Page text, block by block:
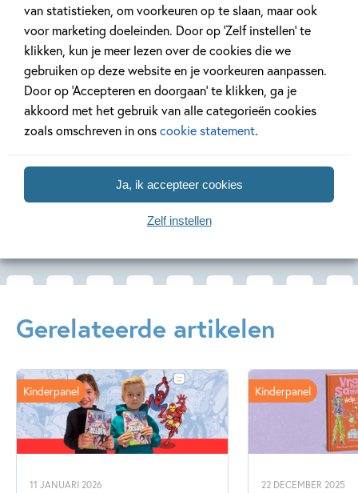
van statistieken, om voorkeuren op te slaan, maar ook
voor marketing doeleinden. Door op ‘Zelf instellen’ te
klikken, kun je meer lezen over de cookies die we
gebruiken op deze website en je voorkeuren aanpassen.
Door op ‘Accepteren en doorgaan’ te klikken, ga je
akkoord met het gebruik van alle categorieën cookies
zoals omschreven in onscookie statement.
Ja, ik accepteer cookies
Zelf instellen
AVI strips – hop,
nog een noot
12,50
Hardcover
AVI strips – kok
heeft het druk
Ineke Goes
12,50
Hardcover
AVI
Hardcover
Meer over deze serie
Gerelateerde artikelen
11 JANUARI 2026
Kinderpanel
22 DECEMBER 2025
Kinderpanel